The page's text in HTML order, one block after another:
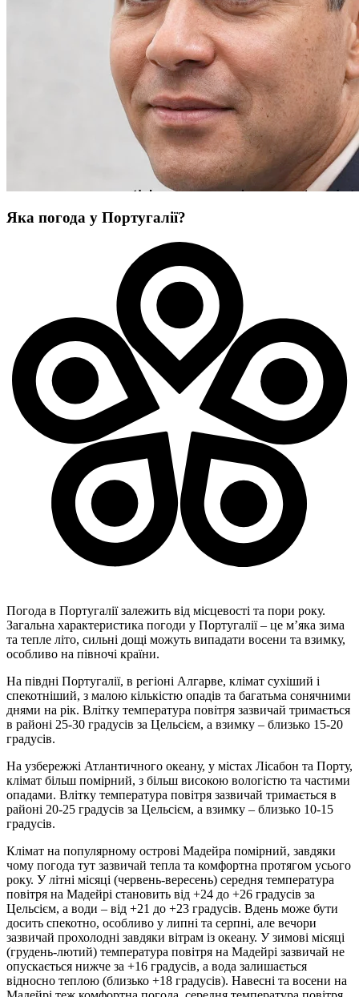
Яка погода у Португалії?
Погода в Португалії залежить від місцевості та пори року.
Загальна характеристика погоди у Португалії – це м’яка зима
та тепле літо, сильні дощі можуть випадати восени та взимку,
особливо на півночі країни.
На півдні Португалії, в регіоні Алгарве, клімат сухіший і
спекотніший, з малою кількістю опадів та багатьма сонячними
днями на рік. Влітку температура повітря зазвичай тримається
в районі 25-30 градусів за Цельсієм, а взимку – близько 15-20
градусів.
На узбережжі Атлантичного океану, у містах Лісабон та Порту,
клімат більш помірний, з більш високою вологістю та частими
опадами. Влітку температура повітря зазвичай тримається в
районі 20-25 градусів за Цельсієм, а взимку – близько 10-15
градусів.
Клімат на популярному острові Мадейра помірний, завдяки
чому погода тут зазвичай тепла та комфортна протягом усього
року. У літні місяці (червень-вересень) середня температура
повітря на Мадейрі становить від +24 до +26 градусів за
Цельсієм, а води – від +21 до +23 градусів. Вдень може бути
досить спекотно, особливо у липні та серпні, але вечори
зазвичай прохолодні завдяки вітрам із океану. У зимові місяці
(грудень-лютий) температура повітря на Мадейрі зазвичай не
опускається нижче за +16 градусів, а вода залишається
відносно теплою (близько +18 градусів). Навесні та восени на